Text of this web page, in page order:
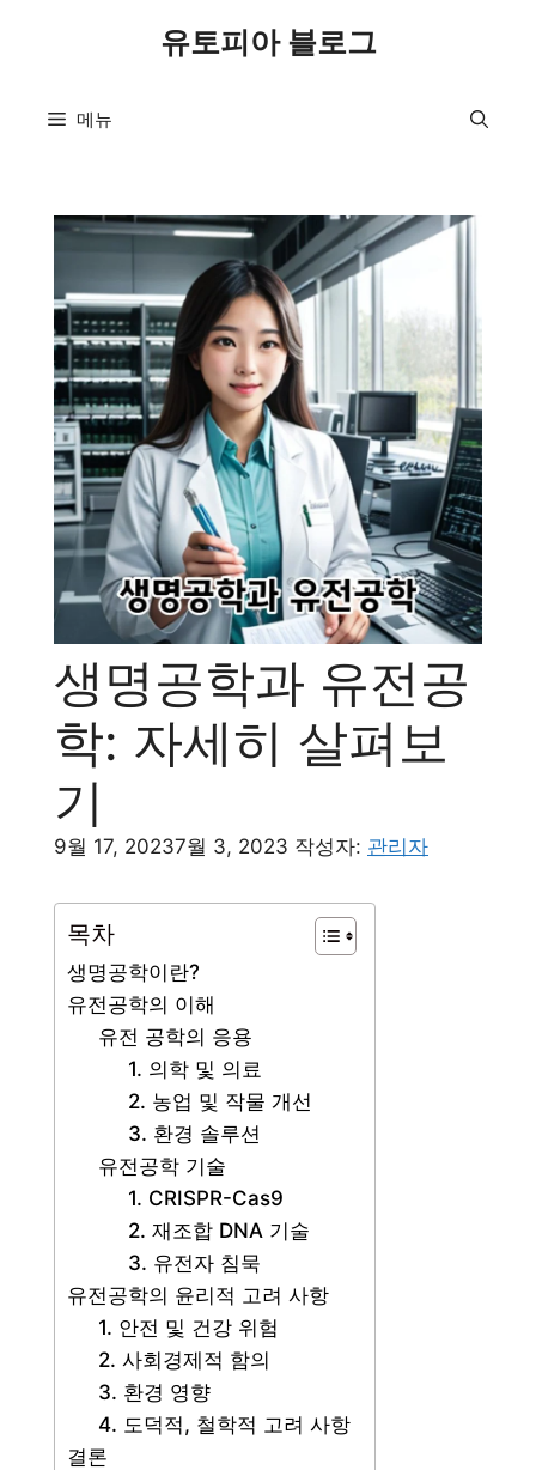
유토피아 블로그
메뉴
생명공학과 유전공
학: 자세히 살펴보
기
9월 17, 20237월 3, 2023 작성자: 관리자
목차
생명공학이란?
유전공학의 이해
유전 공학의 응용
1. 의학 및 의료
2. 농업 및 작물 개선
3. 환경 솔루션
유전공학 기술
1. CRISPR-Cas9
2. 재조합 DNA 기술
3. 유전자 침묵
유전공학의 윤리적 고려 사항
1. 안전 및 건강 위험
2. 사회경제적 함의
3. 환경 영향
4. 도덕적, 철학적 고려 사항
결론